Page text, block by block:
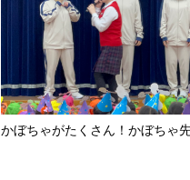
かぼちゃがたくさん！かぼちゃ